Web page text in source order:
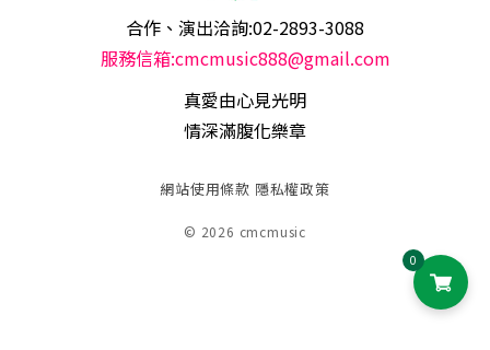
合作、演出洽詢:02-2893-3088
服務信箱:cmcmusic888@gmail.com
真愛由心見光明
情深滿腹化樂章
網站使用條款 隱私權政策
© 2026 cmcmusic
0